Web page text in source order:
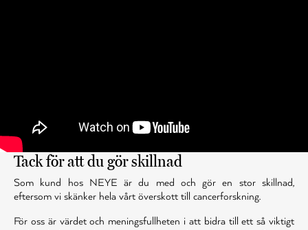
Tack för att du gör skillnad
Som kund hos NEYE är du med och gör en stor skillnad,
eftersom vi skänker hela vårt överskott till cancerforskning.
För oss är värdet och meningsfullheten i att bidra till ett så viktigt